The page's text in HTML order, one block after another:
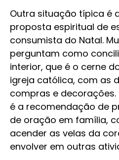
Outra situação típica é
proposta espiritual de
consumista do Natal.
perguntam como
interior, que é o cerne
igreja católica, com as
compras e
é a recomendação de
de oração em família,
acender as velas da
envolver em outras